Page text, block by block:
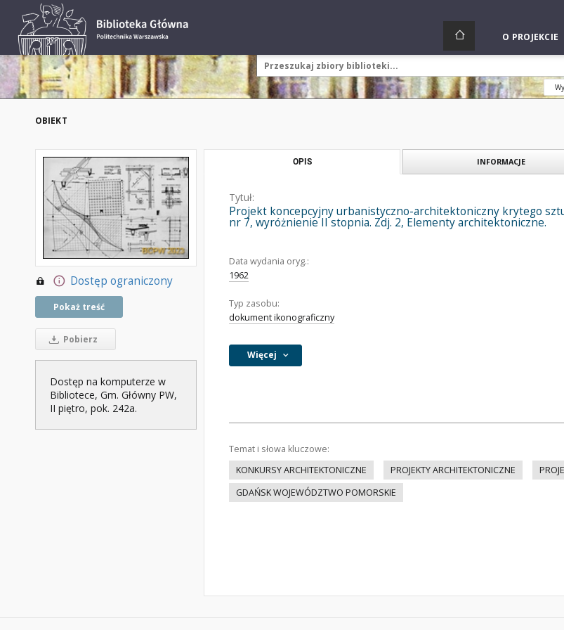
O PROJEKCIE
OBIEKT
Dostęp ograniczony
Pokaż treść
Pobierz
Dostęp na komputerze w
Bibliotece, Gm. Główny PW,
II piętro, pok. 242a.
OPIS INFORMACJE
Tytuł:
Projekt koncepcyjny urbanistyczno-architektoniczny krytego
nr 7, wyróżnienie II stopnia. Zdj. 2, Elementy architektoniczne.
Data wydania oryg.:
1962
Typ zasobu:
dokument ikonograficzny
Więcej
Temat i słowa kluczowe:
KONKURSY ARCHITEKTONICZNE
PROJEKTY ARCHITEKTONICZNE
GDAŃSK WOJEWÓDZTWO POMORSKIE